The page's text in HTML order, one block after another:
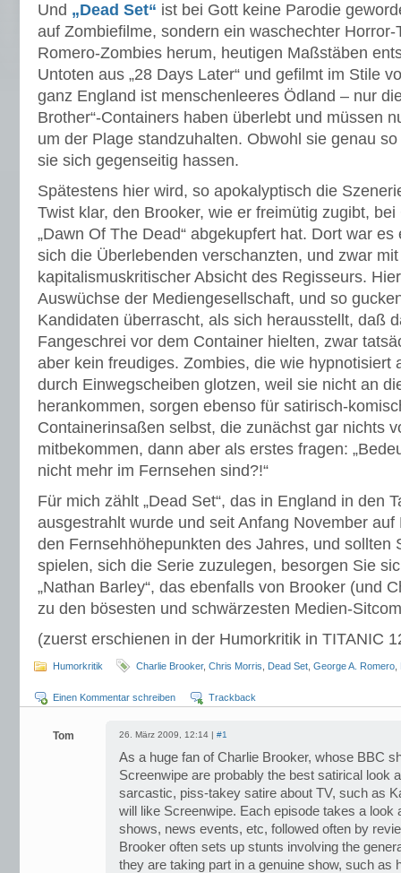
Und „Dead Set“ ist bei Gott keine Parodie
auf Zombiefilme, sondern ein waschechter
Romero-Zombies herum, heutigen Maßstäben
Untoten aus „28 Days Later“ und gefilmt im Stile
ganz England ist menschenleeres Ödland – nur
Brother“-Containers haben überlebt und müssen
um der Plage standzuhalten. Obwohl sie genau
sie sich gegenseitig hassen.
Spätestens hier wird, so apokalyptisch die
Twist klar, den Brooker, wie er freimütig zugibt,
„Dawn Of The Dead“ abgekupfert hat. Dort war
sich die Überlebenden verschanzten, und zwar
kapitalismuskritischer Absicht des Regisseurs.
Auswüchse der Mediengesellschaft, und so
Kandidaten überrascht, als sich herausstellt, daß
Fangeschrei vor dem Container hielten, zwar
aber kein freudiges. Zombies, die wie hypnotisiert
durch Einwegscheiben glotzen, weil sie nicht an
herankommen, sorgen ebenso für satirisch-
Containerinsaßen selbst, die zunächst gar nichts
mitbekommen, dann aber als erstes fragen:
nicht mehr im Fernsehen sind?!“
Für mich zählt „Dead Set“, das in England in den
ausgestrahlt wurde und seit Anfang November
den Fernsehhöhepunkten des Jahres, und sollten
spielen, sich die Serie zuzulegen, besorgen Sie
„Nathan Barley“, das ebenfalls von Brooker (und
zu den bösesten und schwärzesten Medien-
(zuerst erschienen in der Humorkritik in TITANIC
Humorkritik Charlie Brooker, Chris Morris Dead Set George A. Romero
Einen Kommentar schreiben Trackback
Tom 26. März 2009, 12:14 | #1
As a huge fan of Charlie Brooker, whose BBC
Screenwipe are probably the best satirical look
sarcastic, piss-takey satire about TV, such as
will like Screenwipe. Each episode takes a look
shows, news events, etc, followed often by
Brooker often sets up stunts involving the
they are taking part in a genuine show, such as